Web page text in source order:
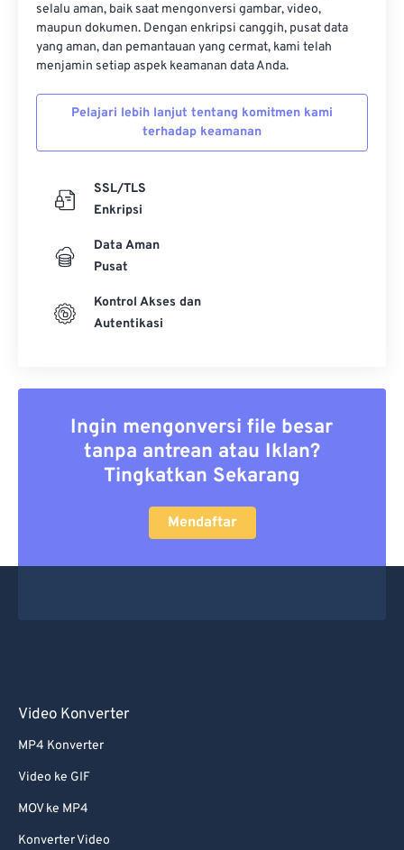
selalu aman, baik saat mengonversi gambar, video,
maupun dokumen. Dengan enkripsi canggih, pusat data
yang aman, dan pemantauan yang cermat, kami telah
menjamin setiap aspek keamanan data Anda.
Pelajari lebih lanjut tentang komitmen kami
terhadap keamanan
SSL/TLS
Enkripsi
Data Aman
Pusat
Kontrol Akses dan
Autentikasi
Ingin mengonversi file besar
tanpa antrean atau Iklan?
Tingkatkan Sekarang
Mendaftar
Video Konverter
MP4 Konverter
Video ke GIF
MOV ke MP4
Konverter Video